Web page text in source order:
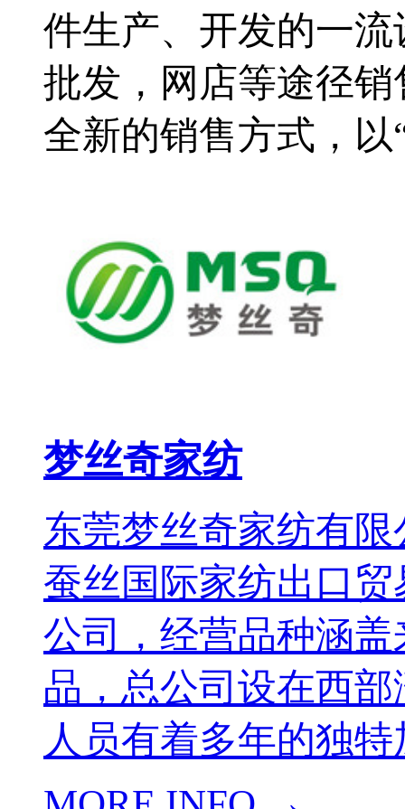
件生产、开发的一
批发，网店等途径
全新的销售方式，
梦丝奇家纺
东莞梦丝奇家纺有
蚕丝国际家纺出口
公司，经营品种涵
品，总公司设在西
人员有着多年的独